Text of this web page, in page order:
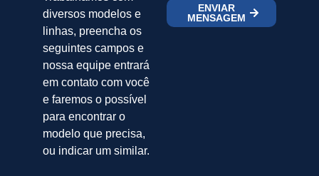
diversos modelos e
linhas, preencha os
seguintes campos e
nossa equipe entrará
em contato com você
e faremos o possível
para encontrar o
modelo que precisa,
ou indicar um similar.
ENVIAR
MENSAGEM